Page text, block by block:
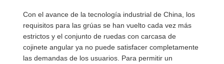
Con el avance de la tecnología industrial de China, los
requisitos para las grúas se han vuelto cada vez más
estrictos y el conjunto de ruedas con carcasa de
cojinete angular ya no puede satisfacer completamente
las demandas de los usuarios. Para permitir un